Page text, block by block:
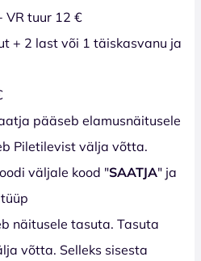
VR tuur 12 €
+ 2 last või 1 täiskasvanu ja
pääseb elamusnäitusele
Piletilevist välja võtta.
väljale kood "SAATJA" ja
näitusele tasuta. Tasuta
võtta. Selleks sisesta